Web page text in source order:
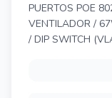
PUERTOS POE
VENTILADOR /
/ DIP SWITCH